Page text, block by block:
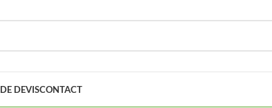
DEVISCONTACT